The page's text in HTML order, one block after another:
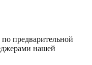
предварительной
нашей